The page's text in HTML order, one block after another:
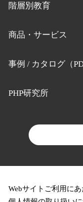
階層別教育
商品・サービス
事例 / カタログ（
PHP研究所
Webサイトご利用にあ